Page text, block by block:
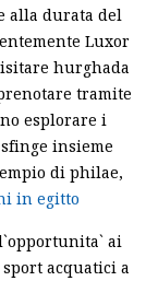
alla durata del
Luxor
hurghada
tramite
esplorare i
insieme
di philae,
in egitto
ai
acquatici a